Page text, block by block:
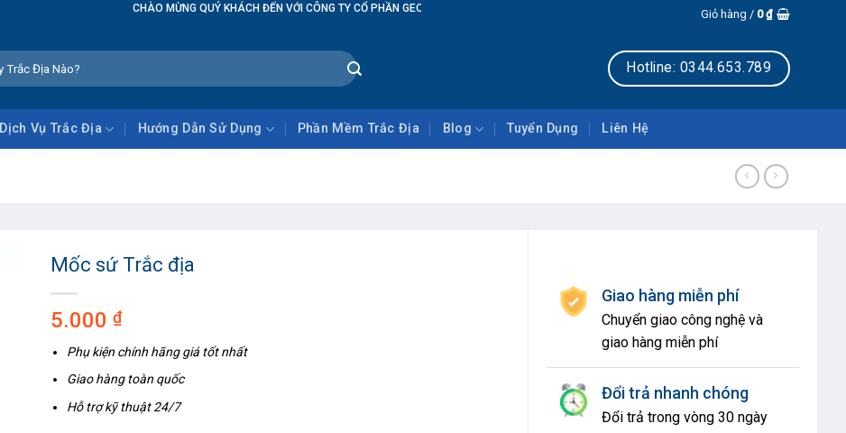
CHÀO MỪNG QUÝ KHÁCH ĐẾN VỚI CÔNG TY CỔ PHẦN GEOTECH GLOBAL Giỏ hàng / 0₫
Hotline: 0344.653.789
Dịch Vụ Trắc Địa Hướng Dẫn Sử Dụng Phần Mềm Trắc Địa Blog Tuyển Dụng Liên Hệ
Giao hàng miễn phí
Chuyển giao công nghệ và
giao hàng miễn phí
Đổi trả nhanh chóng
Đổi trả trong vòng 30 ngày
Mốc sứ Trắc địa
5.000 ₫
Phụ kiện chính hãng giá tốt nhất
Giao hàng toàn quốc
Hỗ trợ kỹ thuật 24/7